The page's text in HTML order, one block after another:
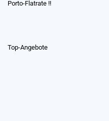
Porto-Flatrate !!
Top-Angebote